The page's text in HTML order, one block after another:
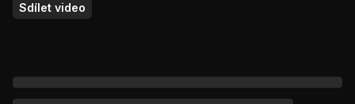
Sdílet video